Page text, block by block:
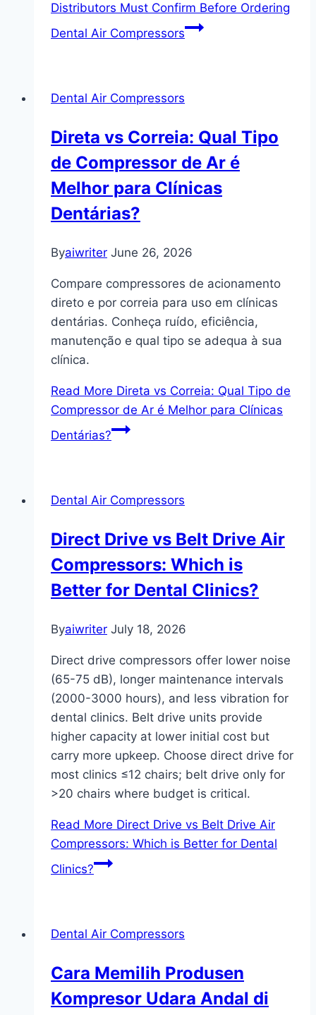
Distributors Must Confirm Before Ordering
Dental Air Compressors
Dental Air Compressors
Direta vs Correia: Qual Tipo
de Compressor de Ar é
Melhor para Clínicas
Dentárias?
Byaiwriter June 26, 2026
Compare compressores de acionamento
direto e por correia para uso em clínicas
dentárias. Conheça ruído, eficiência,
manutenção e qual tipo se adequa à sua
clínica.
Read More Direta vs Correia: Qual Tipo de
Compressor de Ar é Melhor para Clínicas
Dentárias?
Dental Air Compressors
Direct Drive vs Belt Drive Air
Compressors: Which is
Better for Dental Clinics?
Byaiwriter July 18, 2026
Direct drive compressors offer lower noise
(65-75 dB), longer maintenance intervals
(2000-3000 hours), and less vibration for
dental clinics. Belt drive units provide
higher capacity at lower initial cost but
carry more upkeep. Choose direct drive for
most clinics ≤12 chairs; belt drive only for
>20 chairs where budget is critical.
Read More Direct Drive vs Belt Drive Air
Compressors: Which is Better for Dental
Clinics?
Dental Air Compressors
Cara Memilih Produsen
Kompresor Udara Andal di